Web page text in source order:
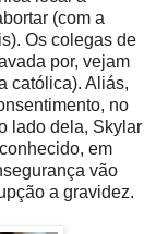
(com a
Os colegas de
por, vejam
católica). Aliás,
no
lado dela, Skylar
em
vão
a gravidez.